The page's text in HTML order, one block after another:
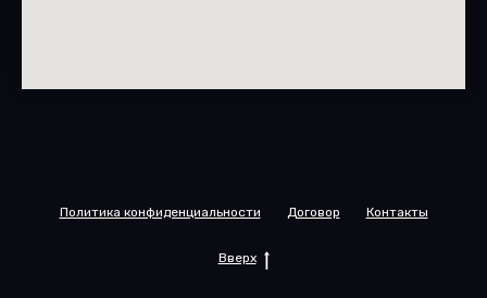
Политика конфиденциальности Договор Контакты
Вверх